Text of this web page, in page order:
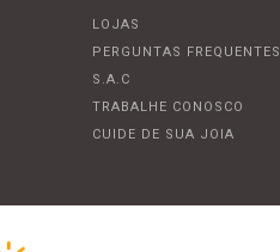
LOJAS
PERGUNTAS FREQUENTES
S.A.C
TRABALHE CONOSCO
CUIDE DE SUA JOIA